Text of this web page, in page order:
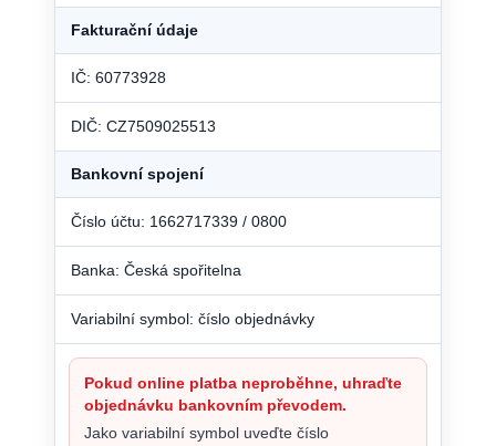
Fakturační údaje
IČ: 60773928
DIČ: CZ7509025513
Bankovní spojení
Číslo účtu: 1662717339 / 0800
Banka: Česká spořitelna
Variabilní symbol: číslo objednávky
Pokud online platba neproběhne, uhraďte
objednávku bankovním převodem.
Jako variabilní symbol uveďte číslo